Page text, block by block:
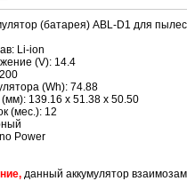
(батарея) ABL-D1 для
Li-ion
(V): 14.4
(Wh): 74.88
139.16 x 51.38 x 50.50
(мес.): 12
Power
данный аккумулятор